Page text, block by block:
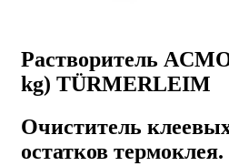
Растворитель
kg) TÜRMERLEIM
Очиститель
остатков термоклея.